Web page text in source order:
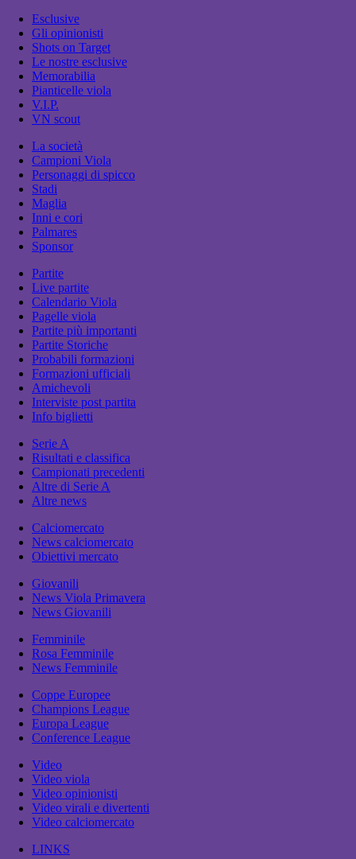
Esclusive
Gli opinionisti
Shots on Target
Le nostre esclusive
Memorabilia
Pianticelle viola
V.I.P.
VN scout
La società
Campioni Viola
Personaggi di spicco
Stadi
Maglia
Inni e cori
Palmares
Sponsor
Partite
Live partite
Calendario Viola
Pagelle viola
Partite più importanti
Partite Storiche
Probabili formazioni
Formazioni ufficiali
Amichevoli
Interviste post partita
Info biglietti
Serie A
Risultati e classifica
Campionati precedenti
Altre di Serie A
Altre news
Calciomercato
News calciomercato
Obiettivi mercato
Giovanili
News Viola Primavera
News Giovanili
Femminile
Rosa Femminile
News Femminile
Coppe Europee
Champions League
Europa League
Conference League
Video
Video viola
Video opinionisti
Video virali e divertenti
Video calciomercato
LINKS